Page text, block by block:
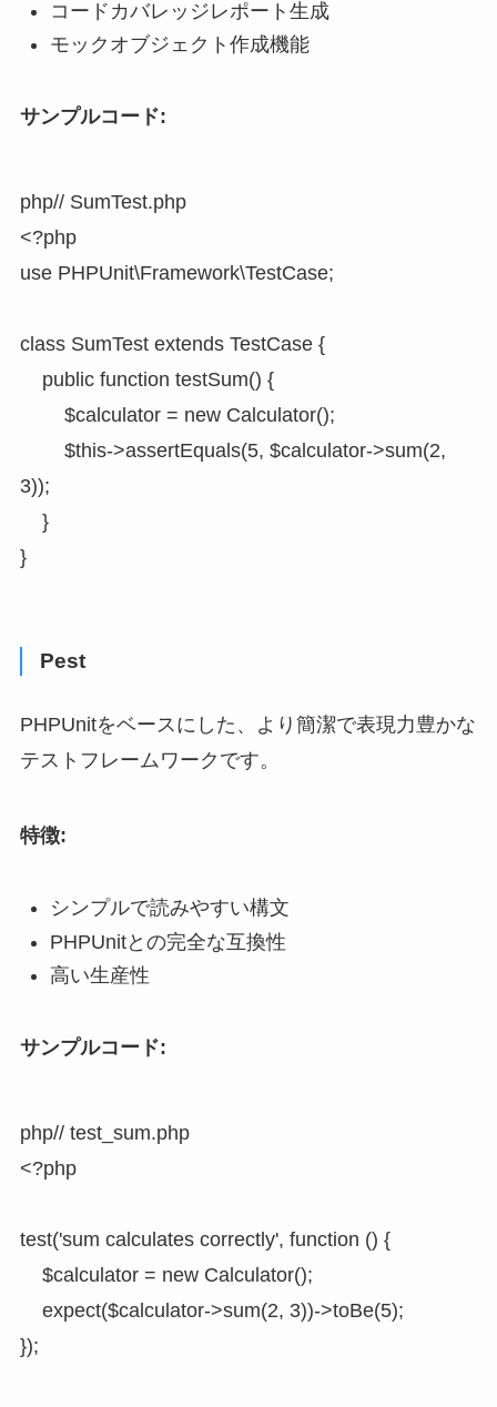
コードカバレッジレポート生成
モックオブジェクト作成機能
サンプルコード:
php// SumTest.php
<?php
use PHPUnit\Framework\TestCase;
class SumTest extends TestCase {
3));
}
Pest
PHPUnitをベースにした、より簡潔で表現力豊かな
テストフレームワークです。
特徴:
シンプルで読みやすい構文
PHPUnitとの完全な互換性
高い生産性
サンプルコード:
php// test_sum.php
<?php
test('sum calculates correctly', function () {
});